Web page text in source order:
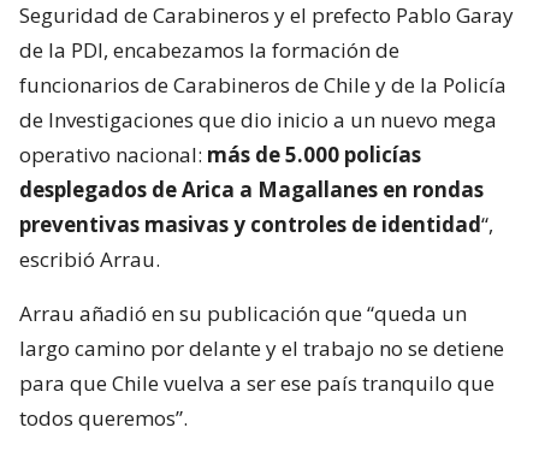
Seguridad de Carabineros y el prefecto Pablo Garay
de la PDI, encabezamos la formación de
funcionarios de Carabineros de Chile y de la Policía
de Investigaciones que dio inicio a un nuevo mega
operativo nacional: más de 5.000 policías
desplegados de Arica a Magallanes en rondas
preventivas masivas y controles de identidad“,
escribió Arrau.
Arrau añadió en su publicación que “queda un
largo camino por delante y el trabajo no se detiene
para que Chile vuelva a ser ese país tranquilo que
todos queremos”.